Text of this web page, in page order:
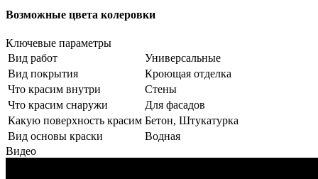
Возможные цвета колеровки
Ключевые параметры
Вид работ
Универсальные
Вид покрытия
Кроющая отделка
Что красим внутри
Стены
Что красим снаружи
Для фасадов
Какую поверхность красим Бетон, Штукатурка
Вид основы краски
Водная
Видео